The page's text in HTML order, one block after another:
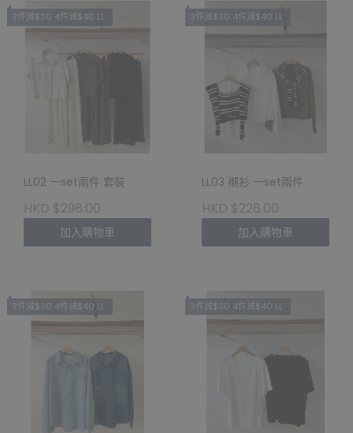
3件減$30 4件減$40 LL
LL02 一set兩件 套裝
HKD $298.00
加入購物車
3件減$30 4件減$40 LL
LL03 襯衫 一set兩件
HKD $228.00
加入購物車
3件減$30 4件減$40 LL 3件減$30 4件減$40 LL